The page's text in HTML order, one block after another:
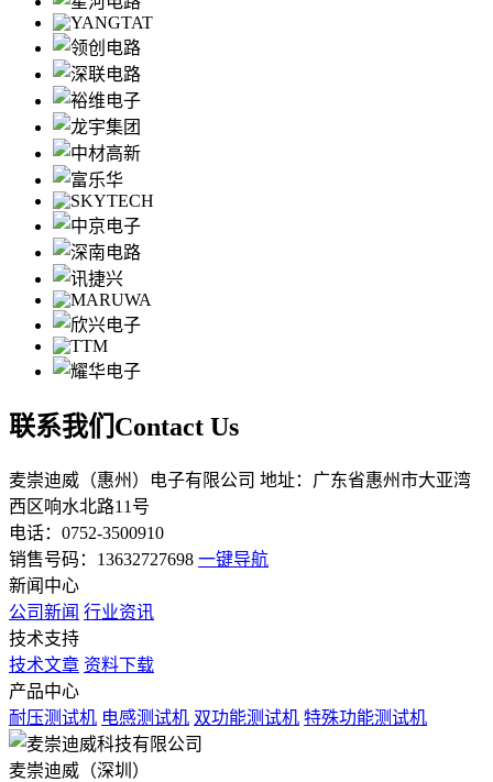
联系我们 Contact Us
麦崇迪威（惠州）电子有限公司 地址：广东省惠州市大亚湾
西区响水北路11号
电话：0752-3500910
销售号码：13632727698 一键导航
新闻中心
公司新闻 行业资讯
技术支持
技术文章 资料下载
产品中心
耐压测试机 电感测试机 双功能测试机 特殊功能测试机
麦崇迪威（深圳）